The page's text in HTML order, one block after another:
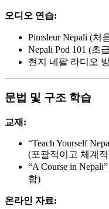
오디오 연습:
Pimsleur Nepali (처
Nepali Pod 101 (초
현지 네팔 라디오
문법 및 구조 학습
교재:
“Teach Yourself
(포괄적이고 체계
“A Course in
함)
온라인 자료: